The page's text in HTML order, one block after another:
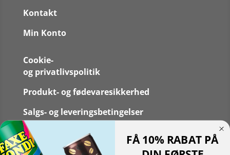
Kontakt
Min Konto
Cookie-
og privatlivspolitik
Produkt- og fødevaresikkerhed
Salgs- og leveringsbetingelser
FAQS
FÅ 10% RABAT PÅ